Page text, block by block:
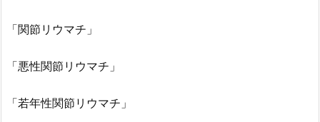
「関節リウマチ」
「悪性関節リウマチ」
「若年性関節リウマチ」